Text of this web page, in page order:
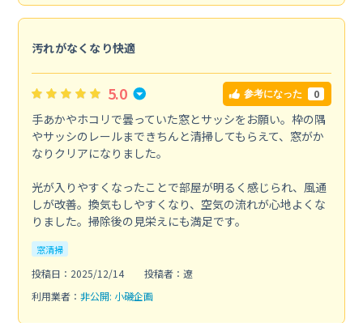
汚れがなくなり快適
5.0 参考になった 0
手あかやホコリで曇っていた窓とサッシをお願い。枠の隅
やサッシのレールまできちんと清掃してもらえて、窓がか
なりクリアになりました。
光が入りやすくなったことで部屋が明るく感じられ、風通
しが改善。換気もしやすくなり、空気の流れが心地よくな
りました。掃除後の見栄えにも満足です。
窓清掃
投稿日：2025/12/14
投稿者：遼
利用業者： 非公開: 小磯企画